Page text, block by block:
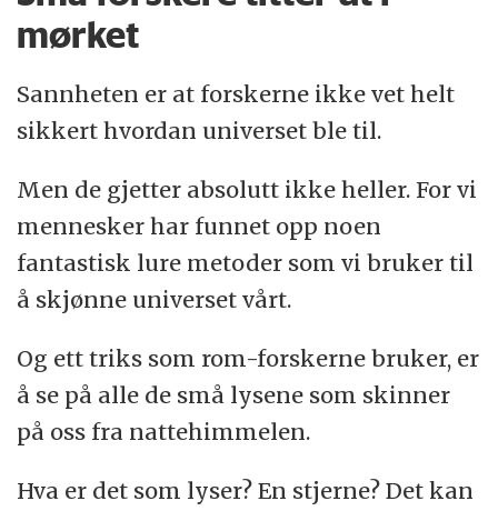
mørket
Sannheten er at forskerne ikke vet helt
sikkert hvordan universet ble til.
Men de gjetter absolutt ikke heller. For vi
mennesker har funnet opp noen
fantastisk lure metoder som vi bruker til
å skjønne universet vårt.
Og ett triks som rom-forskerne bruker, er
å se på alle de små lysene som skinner
på oss fra nattehimmelen.
Hva er det som lyser? En stjerne? Det kan